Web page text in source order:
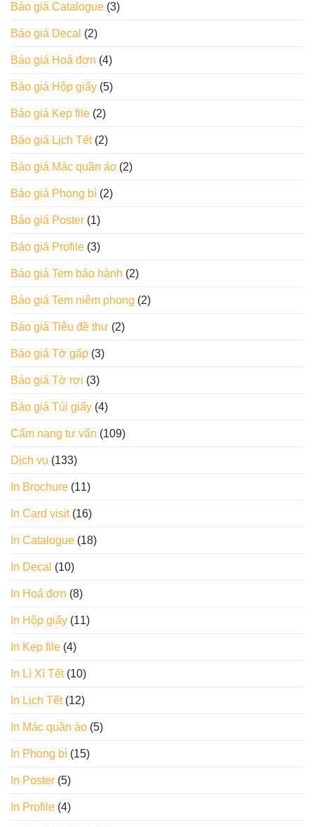
Báo giá Catalogue (3)
Báo giá Decal (2)
Báo giá Hoá đơn (4)
Báo giá Hộp giấy (5)
Báo giá Kẹp file (2)
Báo giá Lịch Tết(2)
Báo giá Mác quần áo (2)
Báo giá Phong bì (2)
Báo giá Poster (1)
Báo giá Profile (3)
Báo giá Tem bảo hành (2)
Báo giá Tem niêm phong (2)
Báo giá Tiêu đề thư (2)
Báo giá Tờ gấp (3)
Báo giá Tờ rơi (3)
Báo giá Túi giấy (4)
Cẩm nang tư vấn (109)
Dịch vụ (133)
In Brochure (11)
In Card visit(16)
In Catalogue (18)
In Decal (10)
In Hoá đơn (8)
In Hộp giấy (11)
In Kẹp file (4)
In Lì Xì Tết(10)
In Lịch Tết(12)
In Mác quần áo (5)
In Phong bì (15)
In Poster (5)
In Profile (4)